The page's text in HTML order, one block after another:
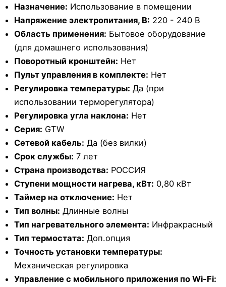
Назначение: Использование в помещении
Напряжение электропитания, В: 220 - 240 В
Область применения: Бытовое оборудование
(для домашнего использования)
Поворотный кронштейн: Нет
Пульт управления в комплекте: Нет
Регулировка температуры: Да (при
использовании терморегулятора)
Регулировка угла наклона: Нет
Серия: GTW
Сетевой кабель: Да (без вилки)
Срок службы: 7 лет
Страна производства: РОССИЯ
Ступени мощности нагрева, кВт: 0,80 кВт
Таймер на отключение: Нет
Тип волны: Длинные волны
Тип нагревательного элемента: Инфракрасный
Тип термостата: Доп.опция
Точность установки температуры:
Механическая регулировка
Управление c мобильного приложения по Wi-Fi: